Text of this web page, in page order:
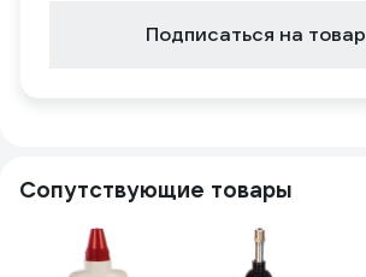
Подписаться на товар
Сопутствующие товары